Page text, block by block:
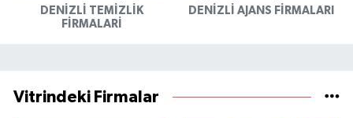
DENIZLI TEMIZLIK
FIRMALARI
DENIZLI AJANS FIRMALARI
Vitrindeki Firmalar